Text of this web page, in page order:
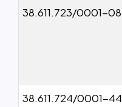
38.611.723/0001-08
38.611.724/0001-44